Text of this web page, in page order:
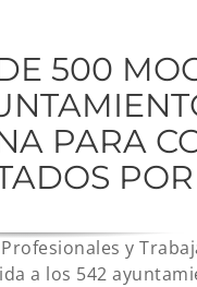
500
PARA
y
a los 542